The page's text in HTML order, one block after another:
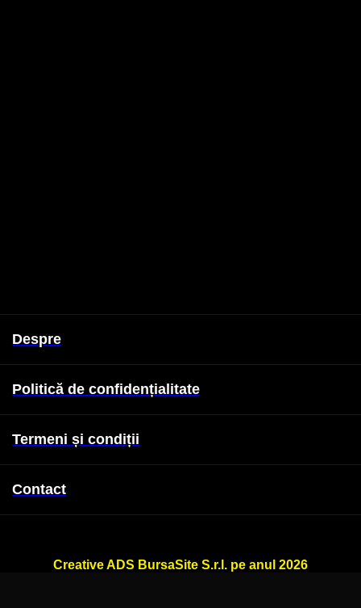
Despre
Politică de confidențialitate
Termeni și condiții
Contact
Creative ADS BursaSite S.r.l. pe anul 2026